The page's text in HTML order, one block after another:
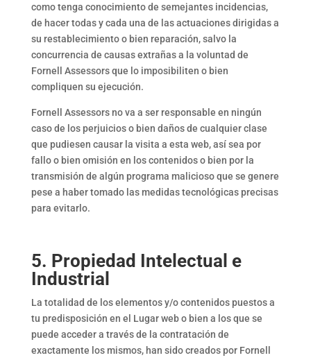
como tenga conocimiento de semejantes incidencias,
de hacer todas y cada una de las actuaciones dirigidas a
su restablecimiento o bien reparación, salvo la
concurrencia de causas extrañas a la voluntad de
Fornell Assessors que lo imposibiliten o bien
compliquen su ejecución.
Fornell Assessors no va a ser responsable en ningún
caso de los perjuicios o bien daños de cualquier clase
que pudiesen causar la visita a esta web, así sea por
fallo o bien omisión en los contenidos o bien por la
transmisión de algún programa malicioso que se genere
pese a haber tomado las medidas tecnológicas precisas
para evitarlo.
5. Propiedad Intelectual e
Industrial
La totalidad de los elementos y/o contenidos puestos a
tu predisposición en el Lugar web o bien a los que se
puede acceder a través de la contratación de
exactamente los mismos, han sido creados por Fornell